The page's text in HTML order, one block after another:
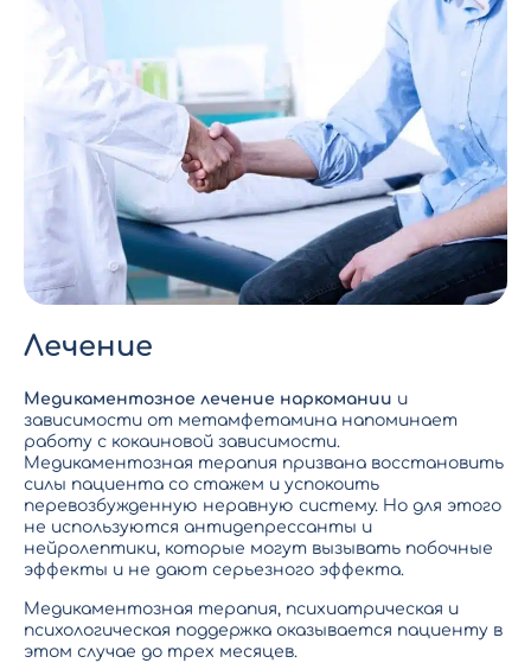
Лечение
Медикаментозное лечение наркомании и
зависимости от метамфетамина напоминает
работу с кокаиновой зависимости.
Медикаментозная терапия призвана восстановить
силы пациента со стажем и успокоить
перевозбужденную неравную систему. Но для этого
не используются антидепрессанты и
нейролептики, которые могут вызывать побочные
эффекты и не дают серьезного эффекта.
Медикаментозная терапия, психиатрическая и
психологическая поддержка оказывается пациенту в
этом случае до трех месяцев.